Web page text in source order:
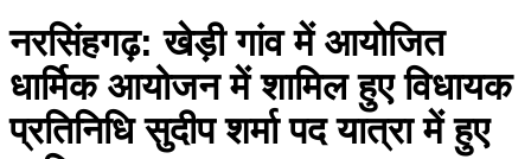
नरसिंहगढ़: खेड़ी गांव में आयोजित
धार्मिक आयोजन में शामिल हुए विधायक
प्रतिनिधि सुदीप शर्मा पद यात्रा में हुए